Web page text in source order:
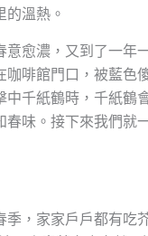
的溫熱。
意愈濃，又到了一年
咖啡館門口，被藍色
中千紙鶴時，千紙鶴
春味。接下來我們就
季，家家戶戶都有吃